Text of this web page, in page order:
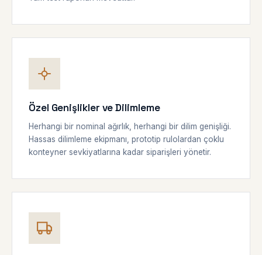
Özel Genişlikler ve Dilimleme
Herhangi bir nominal ağırlık, herhangi bir dilim genişliği.
Hassas dilimleme ekipmanı, prototip rulolardan çoklu
konteyner sevkiyatlarına kadar siparişleri yönetir.